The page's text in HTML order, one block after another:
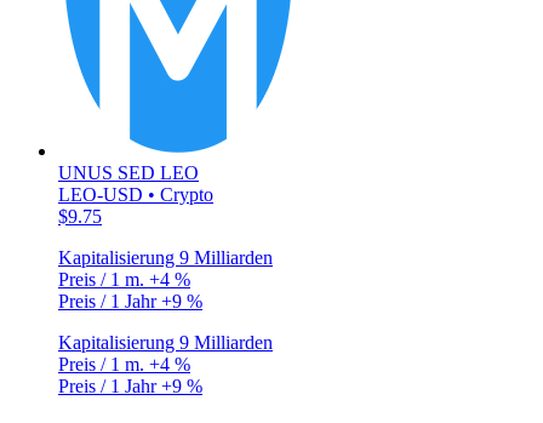
UNUS SED LEO
LEO-USD • Crypto
$9.75
Kapitalisierung 9 Milliarden
Preis / 1 m. +4 %
Preis / 1 Jahr+9 %
Kapitalisierung 9 Milliarden
Preis / 1 m. +4 %
Preis / 1 Jahr+9 %